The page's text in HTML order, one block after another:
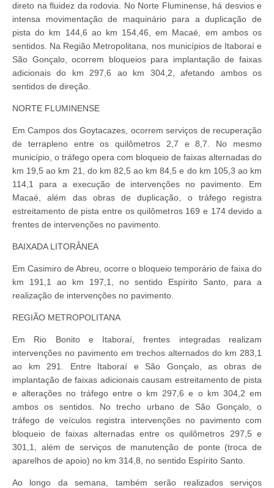
direto na fluidez da rodovia. No Norte Fluminense, há desvios e
intensa movimentação de maquinário para a duplicação de
pista do km 144,6 ao km 154,46, em Macaé, em ambos os
sentidos. Na Região Metropolitana, nos municípios de Itaboraí e
São Gonçalo, ocorrem bloqueios para implantação de faixas
adicionais do km 297,6 ao km 304,2, afetando ambos os
sentidos de direção.
NORTE FLUMINENSE
Em Campos dos Goytacazes, ocorrem serviços de recuperação
de terrapleno entre os quilômetros 2,7 e 8,7. No mesmo
município, o tráfego opera com bloqueio de faixas alternadas do
km 19,5 ao km 21, do km 82,5 ao km 84,5 e do km 105,3 ao km
114,1 para a execução de intervenções no pavimento. Em
Macaé, além das obras de duplicação, o tráfego registra
estreitamento de pista entre os quilômetros 169 e 174 devido a
frentes de intervenções no pavimento.
BAIXADA LITORÂNEA
Em Casimiro de Abreu, ocorre o bloqueio temporário de faixa do
km 191,1 ao km 197,1, no sentido Espírito Santo, para a
realização de intervenções no pavimento.
REGIÃO METROPOLITANA
Em Rio Bonito e Itaboraí, frentes integradas realizam
intervenções no pavimento em trechos alternados do km 283,1
ao km 291. Entre Itaboraí e São Gonçalo, as obras de
implantação de faixas adicionais causam estreitamento de pista
e alterações no tráfego entre o km 297,6 e o km 304,2 em
ambos os sentidos. No trecho urbano de São Gonçalo, o
tráfego de veículos registra intervenções no pavimento com
bloqueio de faixas alternadas entre os quilômetros 297,5 e
301,1, além de serviços de manutenção de ponte (troca de
aparelhos de apoio) no km 314,8, no sentido Espírito Santo.
Ao longo da semana, também serão realizados serviços